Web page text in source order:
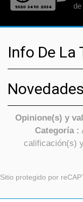
de
Info De La
Novedades
Opinione(s) y
Categoría :
calificación(s)
Sitio protegido por